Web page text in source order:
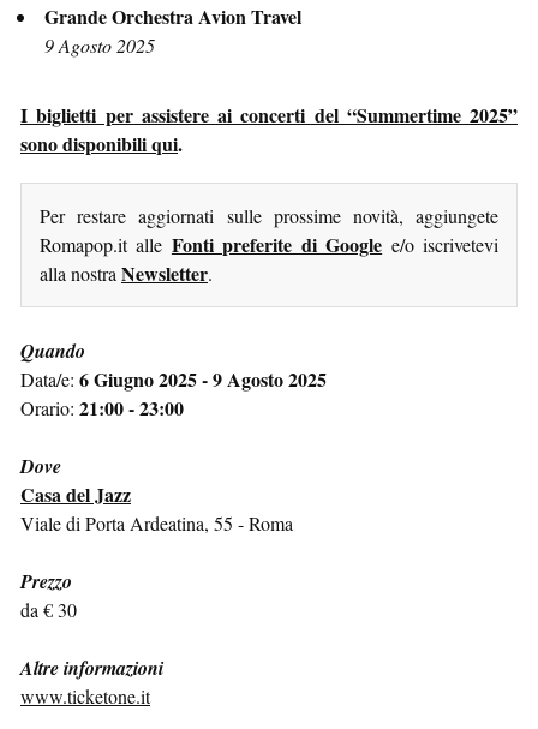
Grande Orchestra Avion Travel
9 Agosto 2025
I biglietti per assistere ai concerti del “Summertime 2025”
sono disponibili qui.
Per restare aggiornati sulle prossime novità, aggiungete
Romapop.it alle Fonti preferite di Google e/o iscrivetevi
alla nostra Newsletter.
Quando
Data/e: 6 Giugno 2025 - 9 Agosto 2025
Orario: 21:00 - 23:00
Dove
Casa del Jazz
Viale di Porta Ardeatina, 55 - Roma
Prezzo
da € 30
Altre informazioni
www.ticketone.it